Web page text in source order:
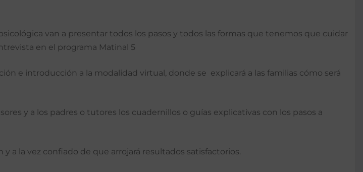
van a presentar todos los pasos y todos las formas que tenemos que cuidar
en el programa Matinal 5
e introducción a la modalidad virtual, donde se explicará a las familias cómo será
y a los padres o tutores los cuadernillos o guías explicativas con los pasos a
a la vez confiado de que arrojará resultados satisfactorios.